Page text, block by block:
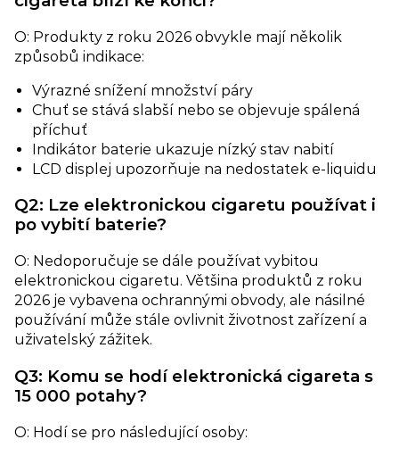
O: Produkty z roku 2026 obvykle mají několik
způsobů indikace:
Výrazné snížení množství páry
Chuť se stává slabší nebo se objevuje spálená
příchuť
Indikátor baterie ukazuje nízký stav nabití
LCD displej upozorňuje na nedostatek e-liquidu
Q2: Lze elektronickou cigaretu používat i
po vybití baterie?​
O: Nedoporučuje se dále používat vybitou
elektronickou cigaretu. Většina produktů z roku
2026 je vybavena ochrannými obvody, ale násilné
používání může stále ovlivnit životnost zařízení a
uživatelský zážitek.
Q3: Komu se hodí elektronická cigareta s
15 000 potahy?​
O: Hodí se pro následující osoby: